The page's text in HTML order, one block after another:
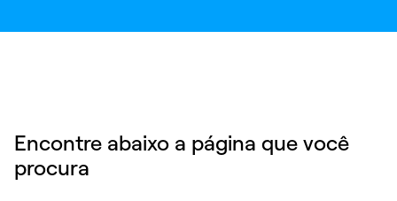
Encontre abaixo a página que você
procura